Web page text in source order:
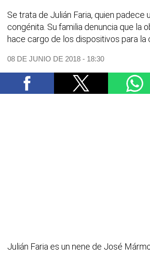
Se trata de Julián Faria, quien padece
congénita. Su familia denuncia que la
hace cargo de los dispositivos para la
08 DE JUNIO DE 2018 - 18:30
Julián Faria es un nene de José